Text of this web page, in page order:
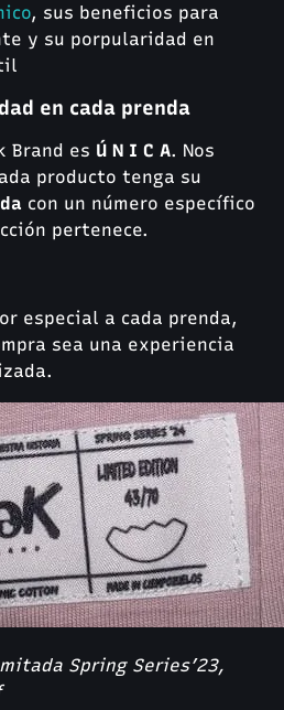
, sus beneficios para
y su porpularidad en
en cada prenda
Brand es Ú N I C A. Nos
producto tenga su
con un número específico
pertenece.
especial a cada prenda,
sea una experiencia
Spring Series’23,